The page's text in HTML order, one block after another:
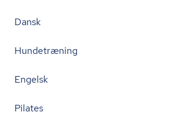
Dansk
Hundetræning
Engelsk
Pilates